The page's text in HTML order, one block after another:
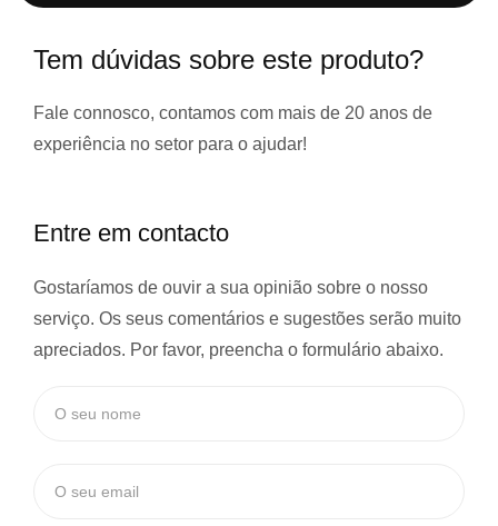
Tem dúvidas sobre este produto?
Fale connosco, contamos com mais de 20 anos de
experiência no setor para o ajudar!
Entre em contacto
Gostaríamos de ouvir a sua opinião sobre o nosso
serviço. Os seus comentários e sugestões serão muito
apreciados. Por favor, preencha o formulário abaixo.